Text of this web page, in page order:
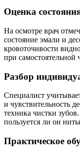
Оценка
На осмотре врач
состояние эмали и
кровоточивости
при самостоятельной
Разбор
Специалист
и чувствительность
техника чистки
пользуется ли он
Практическое